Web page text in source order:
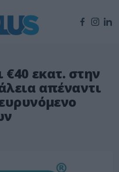
€40 εκατ. στην
απέναντι